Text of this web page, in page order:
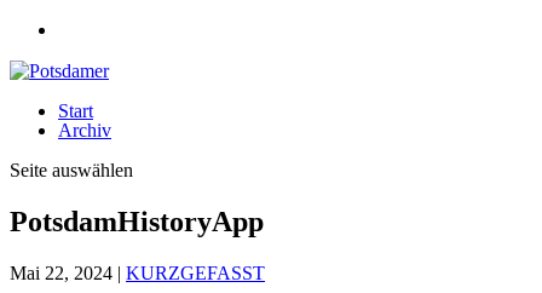
Start
Archiv
Seite auswählen
PotsdamHistoryApp
Mai 22, 2024 | KURZGEFASST